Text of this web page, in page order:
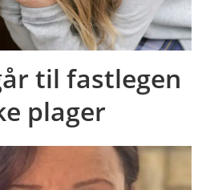
til fastlegen
plager